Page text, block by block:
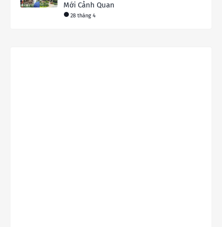
Mới Cảnh Quan
28 tháng 4